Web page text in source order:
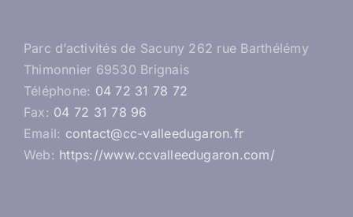
Parc d’activités de Sacuny 262 rue Barthélémy
Thimonnier 69530 Brignais
Téléphone: 04 72 31 78 72
Fax: 04 72 31 78 96
Email: contact@cc-valleedugaron.fr
Web: https://www.ccvalleedugaron.com/